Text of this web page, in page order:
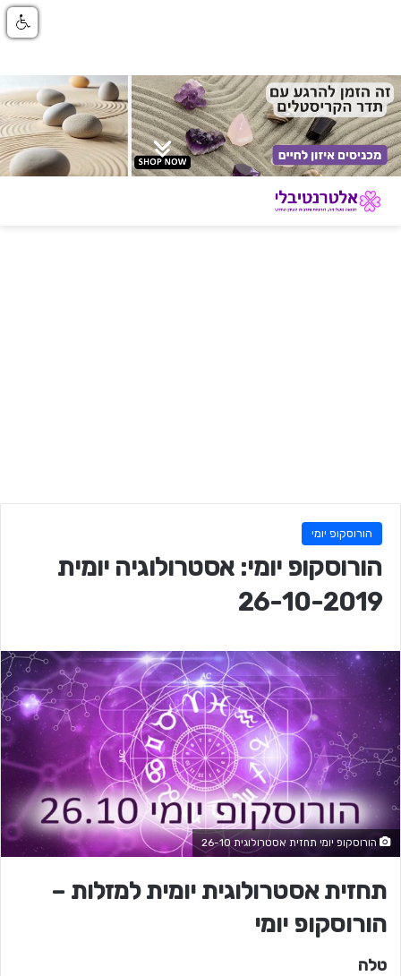
הורוסקופ יומי
הורוסקופ יומי: אסטרולוגיה יומית
26-10-2019
הורוסקופ יומי תחזית אסטרולוגית 26-10
תחזית אסטרולוגית יומית למזלות –
הורוסקופ יומי
טלה